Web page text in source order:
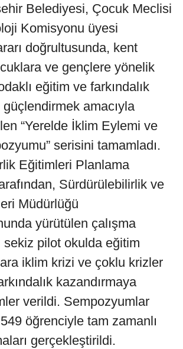
Belediyesi, Çocuk Meclisi
Komisyonu üyesi
doğrultusunda, kent
ve gençlere yönelik
eğitim ve farkındalık
güçlendirmek amacıyla
“Yerelde İklim Eylemi ve
serisini tamamladı.
Eğitimleri Planlama
Sürdürülebilirlik ve
Müdürlüğü
yürütülen çalışma
sekiz pilot okulda eğitim
iklim krizi ve çoklu krizler
kazandırmaya
verildi. Sempozyumlar
öğrenciyle tam zamanlı
gerçekleştirildi.